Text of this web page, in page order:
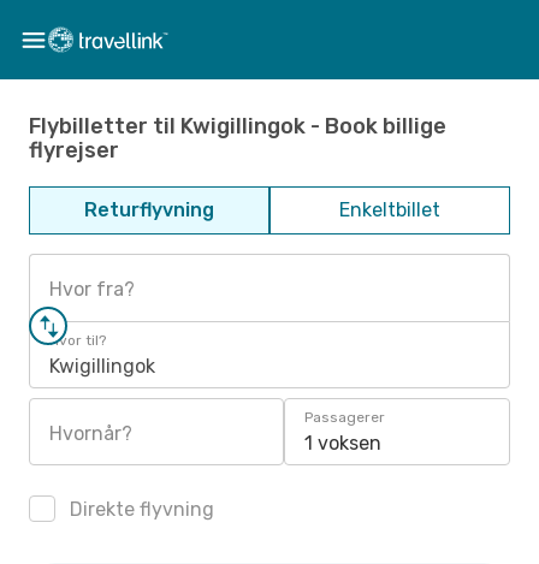
Flybilletter til Kwigillingok - Book billige
flyrejser
Returflyvning Enkeltbillet
Hvor fra?
Hvor til?
Kwigillingok
Hvornår?
Passagerer
1 voksen
Direkte flyvning